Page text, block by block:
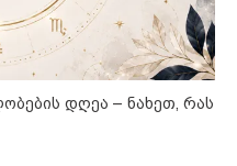
დღეა – ნახეთ, რას